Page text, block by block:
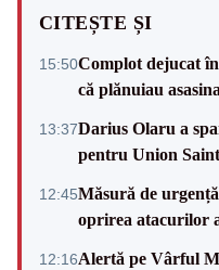
CITEȘTE ȘI
15:50Complot dejucat
că plănuiau
13:37Darius Olaru a
pentru Union
12:45Măsură de
oprirea atacurilor
12:16Alertă pe Vârful